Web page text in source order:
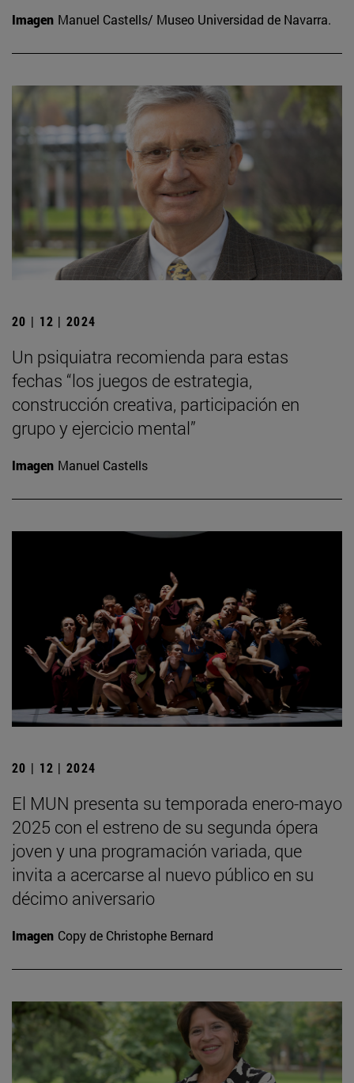
Imagen Manuel Castells/ Museo Universidad de Navarra.
20 | 12 | 2024
Un psiquiatra recomienda para estas
fechas “los juegos de estrategia,
construcción creativa, participación en
grupo y ejercicio mental”
Imagen Manuel Castells
20 | 12 | 2024
El MUN presenta su temporada enero-mayo
2025 con el estreno de su segunda ópera
joven y una programación variada, que
invita a acercarse al nuevo público en su
décimo aniversario
Imagen Copy de Christophe Bernard